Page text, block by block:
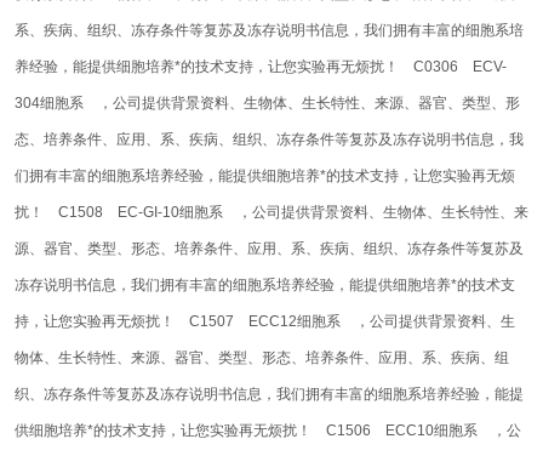
系、疾病、组织、冻存条件等复苏及冻存说明书信息，我们拥有丰富的细胞系培
养经验，能提供细胞培养*的技术支持，让您实验再无烦扰！ C0306 ECV-
304细胞系 ，公司提供背景资料、生物体、生长特性、来源、器官、类型、形
态、培养条件、应用、系、疾病、组织、冻存条件等复苏及冻存说明书信息，我
们拥有丰富的细胞系培养经验，能提供细胞培养*的技术支持，让您实验再无烦
扰！ C1508 EC-GI-10细胞系 ，公司提供背景资料、生物体、生长特性、来
源、器官、类型、形态、培养条件、应用、系、疾病、组织、冻存条件等复苏及
冻存说明书信息，我们拥有丰富的细胞系培养经验，能提供细胞培养*的技术支
持，让您实验再无烦扰！ C1507 ECC12细胞系 ，公司提供背景资料、生
物体、生长特性、来源、器官、类型、形态、培养条件、应用、系、疾病、组
织、冻存条件等复苏及冻存说明书信息，我们拥有丰富的细胞系培养经验，能提
供细胞培养*的技术支持，让您实验再无烦扰！ C1506 ECC10细胞系 ，公